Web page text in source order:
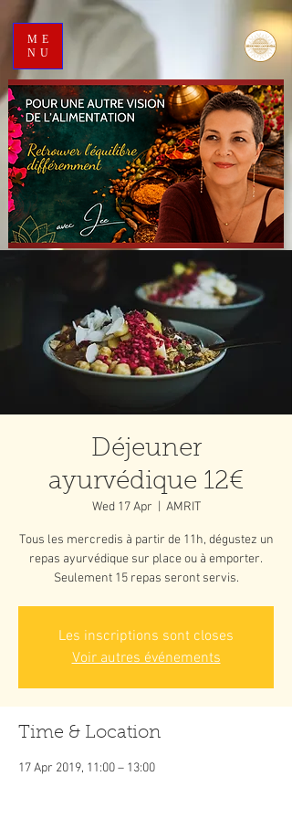
ME
NU
Déjeuner
ayurvédique 12€
Wed 17 Apr AMRIT
Tous les mercredis à partir de 11h, dégustez un
repas ayurvédique sur place ou à emporter.
Seulement 15 repas seront servis.
Les inscriptions sont closes
Voir autres événements
Time & Location
17 Apr 2019, 11:00 – 13:00